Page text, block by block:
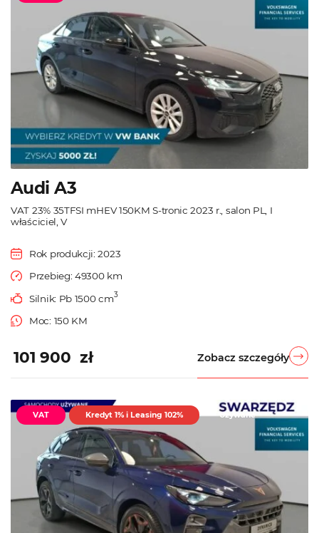
Audi A3
VAT 23% 35TFSI mHEV 150KM S-tronic 2023 r., salon PL, I
właściciel, V
Rok produkcji: 2023
Przebieg: 49300 km
Silnik: Pb 1500 cm3
Moc: 150 KM
101 900 zł Zobacz szczegóły
VAT Kredyt 1% i Leasing 102% Używane